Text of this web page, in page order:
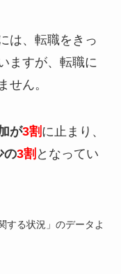
は、転職をきっ
ますが、転職に
せん。
が3割 に止まり、
の3割 となってい
する状況」のデータよ